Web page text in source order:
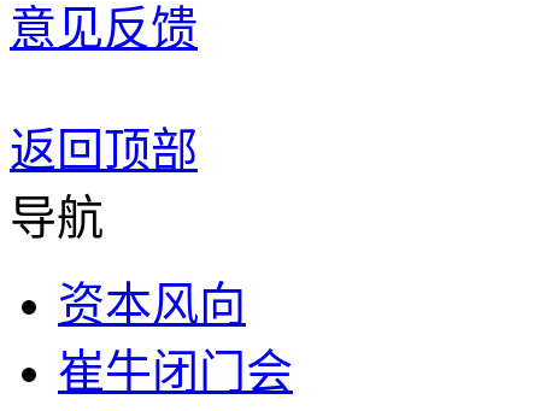
意见反馈
返回顶部
导航
资本风向
崔牛闭门会